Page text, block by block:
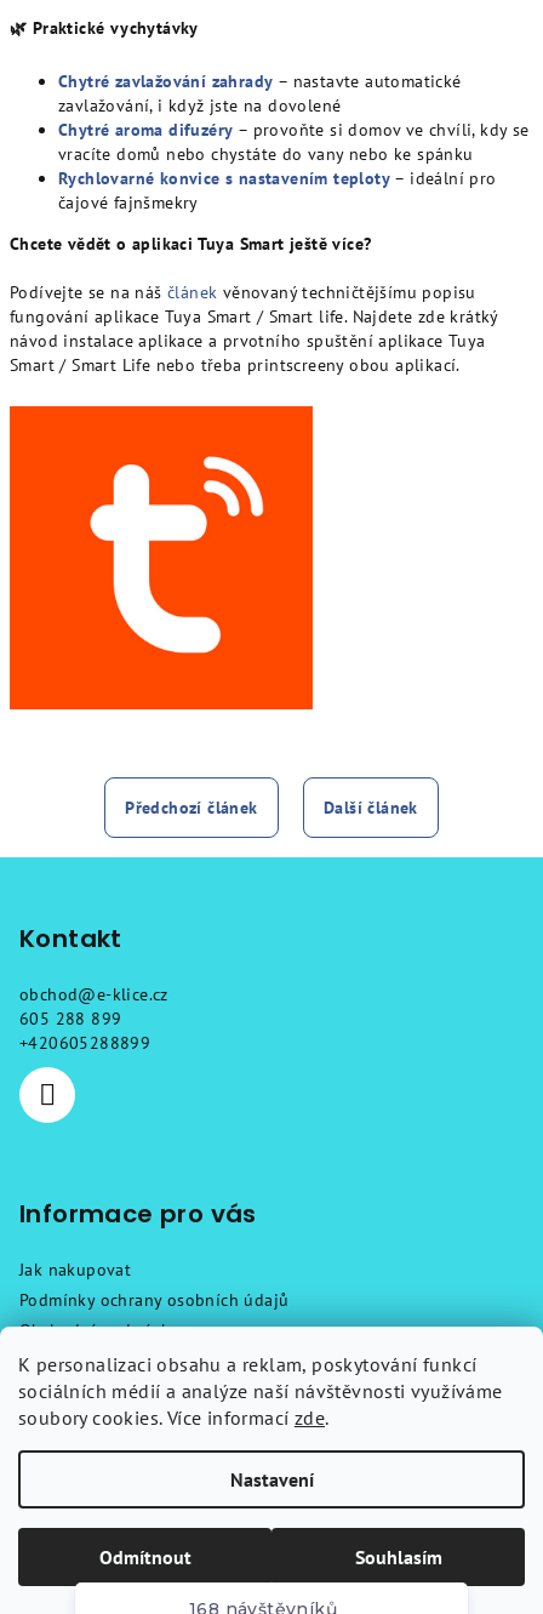
K personalizaci obsahu a reklam, poskytování funkcí
sociálních médií a analýze naší návštěvnosti využíváme
soubory cookies. Více informací zde.
Nastavení
Odmítnout Souhlasím
🌿 Praktické vychytávky
Chytré zavlažování zahrady – nastavte automatické
zavlažování, i když jste na dovolené
Chytré aroma difuzéry – provoňte si domov ve chvíli, kdy se
vracíte domů nebo chystáte do vany nebo ke spánku
Rychlovarné konvice s nastavením teploty – ideální pro
čajové fajnšmekry
Chcete vědět o aplikaci Tuya Smart ještě více?
Podívejte se na náš článek věnovaný techničtějšímu popisu
fungování aplikace Tuya Smart / Smart life. Najdete zde krátký
návod instalace aplikace a prvotního spuštění aplikace Tuya
Smart / Smart Life nebo třeba printscreeny obou aplikací.
Předchozí článek Další článek
Kontakt
obchod@e-klice.cz
605 288 899
+420605288899
Informace pro vás
Jak nakupovat
Podmínky ochrany osobních údajů
Obchodní podmínky
Reklamační řád
Návody
Kontakty
nastavení cookies
Vytvořil Shoptet